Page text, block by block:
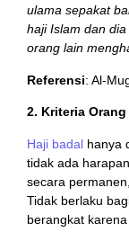
ulama sepakat
haji Islam dan
orang lain
Referensi: Al-
2. Kriteria
Haji badal hanya
tidak ada
secara
Tidak berlaku
berangkat